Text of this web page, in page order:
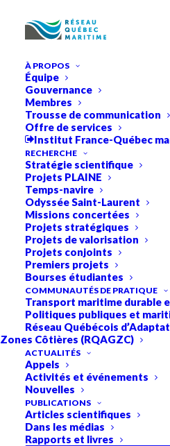
À PROPOS
Équipe
Gouvernance
Membres
Trousse de communication
Offre de services
Institut France-Québec
RECHERCHE
Stratégie scientifique
Projets PLAINE
Temps-navire
Odyssée Saint-Laurent
Missions concertées
Projets stratégiques
Projets de valorisation
Projets conjoints
Premiers projets
Bourses étudiantes
COMMUNAUTÉS DE PRATIQUE
Transport maritime durable
Politiques publiques et
Réseau Québécois
Zones Côtières (RQAGZC)
ACTUALITÉS
Appels
Activités et événements
Nouvelles
PUBLICATIONS
Articles scientifiques
Dans les médias
Rapports et livres
Le RQM est composé d’une
hautement compétente.
APPRENDRE PLUS